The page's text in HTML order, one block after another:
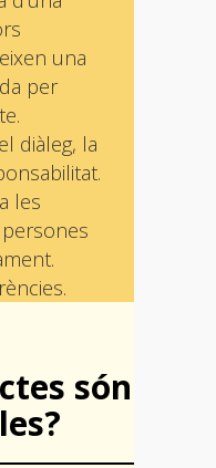
una
per
diàleg, la
les
són